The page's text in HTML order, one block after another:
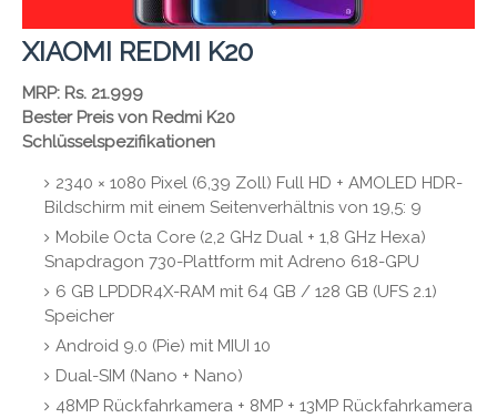
XIAOMI REDMI K20
MRP: Rs. 21.999
Bester Preis von Redmi K20
Schlüsselspezifikationen
2340 × 1080 Pixel (6,39 Zoll) Full HD + AMOLED HDR-
Bildschirm mit einem Seitenverhältnis von 19,5: 9
Mobile Octa Core (2,2 GHz Dual + 1,8 GHz Hexa)
Snapdragon 730-Plattform mit Adreno 618-GPU
6 GB LPDDR4X-RAM mit 64 GB / 128 GB (UFS 2.1)
Speicher
Android 9.0 (Pie) mit MIUI 10
Dual-SIM (Nano + Nano)
48MP Rückfahrkamera + 8MP + 13MP Rückfahrkamera